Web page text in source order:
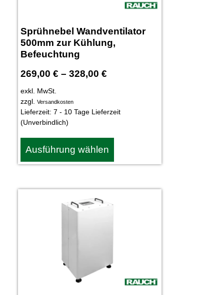
Sprühnebel Wandventilator
500mm zur Kühlung,
Befeuchtung
269,00 € – 328,00 €
exkl. MwSt.
zzgl.
Versandkosten
Lieferzeit: 7 - 10 Tage Lieferzeit
(Unverbindlich)
Ausführung wählen